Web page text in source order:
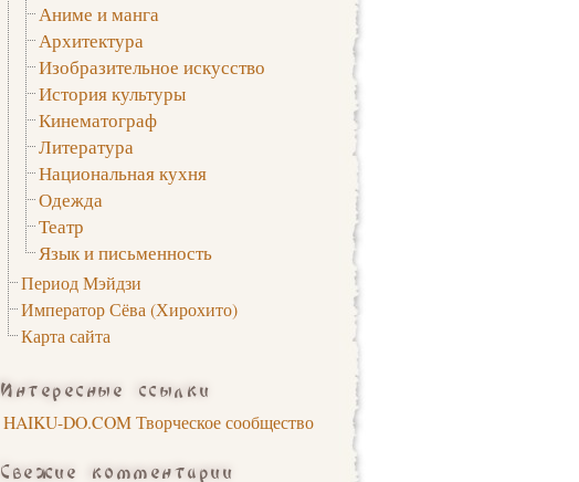
Аниме и манга
Архитектура
Изобразительное искусство
История культуры
Кинематограф
Литература
Национальная кухня
Одежда
Театр
Язык и письменность
Период Мэйдзи
Император Сёва (Хирохито)
Карта сайта
Интересные ссылки
HAIKU-DO.COM Творческое сообщество
Свежие комментарии